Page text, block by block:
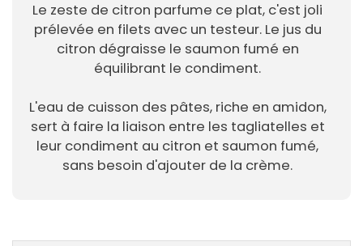
Le zeste de citron parfume ce plat, c'est joli
prélevée en filets avec un testeur. Le jus du
citron dégraisse le saumon fumé en
équilibrant le condiment.
L'eau de cuisson des pâtes, riche en amidon,
sert à faire la liaison entre les tagliatelles et
leur condiment au citron et saumon fumé,
sans besoin d'ajouter de la crème.